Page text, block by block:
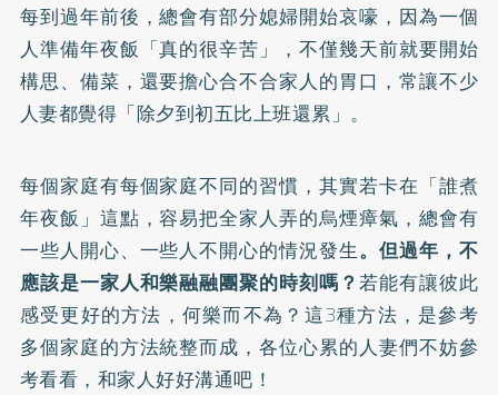
每到過年前後，總會有部分媳婦開始哀嚎，因為一個
人準備年夜飯「真的很辛苦」，不僅幾天前就要開始
構思、備菜，還要擔心合不合家人的胃口，常讓不少
人妻都覺得「除夕到初五比上班還累」。
每個家庭有每個家庭不同的習慣，其實若卡在「誰煮
年夜飯」這點，容易把全家人弄的烏煙瘴氣，總會有
一些人開心、一些人不開心的情況發生。但過年，不
應該是一家人和樂融融團聚的時刻嗎？若能有讓彼此
感受更好的方法，何樂而不為？這3種方法，是參考
多個家庭的方法統整而成，各位心累的人妻們不妨參
考看看，和家人好好溝通吧！